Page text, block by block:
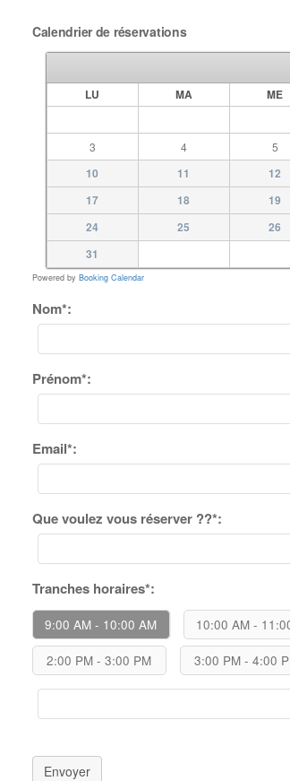
Calendrier de réservations
LU
MA ME
3
4 5
10 11 12
17 18 19
24 25 26
31
Powered by Booking Calendar
Nom*:
Prénom*:
Email*:
Que voulez vous réserver ??*:
Tranches horaires*:
9:00 AM - 10:00 AM 10:00 AM -
2:00 PM - 3:00 PM 3:00 PM - 4:00
Envoyer